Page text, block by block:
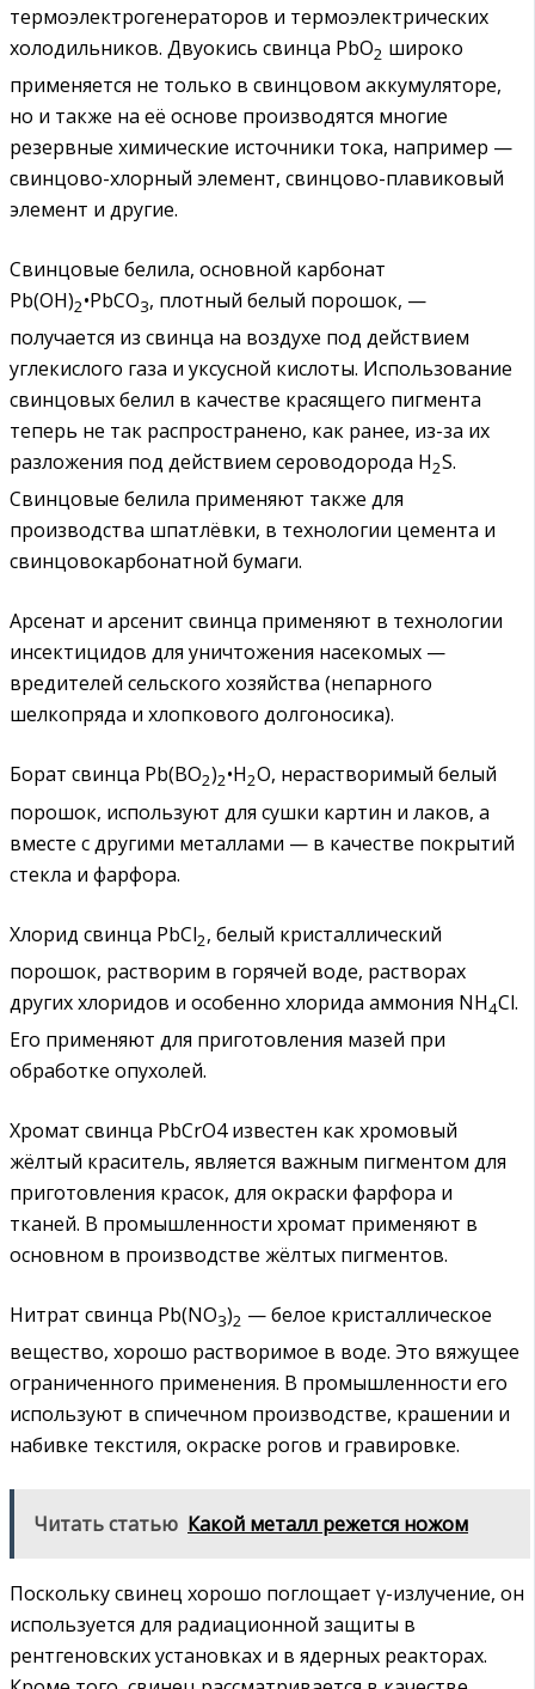
термоэлектрогенераторов и термоэлектрических
холодильников. Двуокись свинца PbO2 широко
применяется не только в свинцовом аккумуляторе,
но и также на её основе производятся многие
резервные химические источники тока, например —
свинцово-хлорный элемент, свинцово-плавиковый
элемент и другие.
Свинцовые белила, основной карбонат
Pb(OH)2•PbCO3, плотный белый порошок, —
получается из свинца на воздухе под действием
углекислого газа и уксусной кислоты. Использование
свинцовых белил в качестве красящего пигмента
теперь не так распространено, как ранее, из-за их
разложения под действием сероводорода H2S.
Свинцовые белила применяют также для
производства шпатлёвки, в технологии цемента и
свинцовокарбонатной бумаги.
Арсенат и арсенит свинца применяют в технологии
инсектицидов для уничтожения насекомых —
вредителей сельского хозяйства (непарного
шелкопряда и хлопкового долгоносика).
Борат свинца Pb(BO2)2•H2O, нерастворимый белый
порошок, используют для сушки картин и лаков, а
вместе с другими металлами — в качестве покрытий
стекла и фарфора.
Хлорид свинца PbCl2, белый кристаллический
порошок, растворим в горячей воде, растворах
других хлоридов и особенно хлорида аммония NH4Cl.
Его применяют для приготовления мазей при
обработке опухолей.
Хромат свинца PbCrO4 известен как хромовый
жёлтый краситель, является важным пигментом для
приготовления красок, для окраски фарфора и
тканей. В промышленности хромат применяют в
основном в производстве жёлтых пигментов.
Нитрат свинца Pb(NO3)2 — белое кристаллическое
вещество, хорошо растворимое в воде. Это вяжущее
ограниченного применения. В промышленности его
используют в спичечном производстве, крашении и
набивке текстиля, окраске рогов и гравировке.
Читать статью Какой металл режется ножом
Поскольку свинец хорошо поглощает γ-излучение, он
используется для радиационной защиты в
рентгеновских установках и в ядерных реакторах.